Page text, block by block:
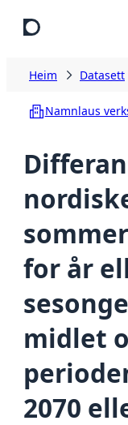
Heim Datasett
Namnlaus
for år
midlet
2070